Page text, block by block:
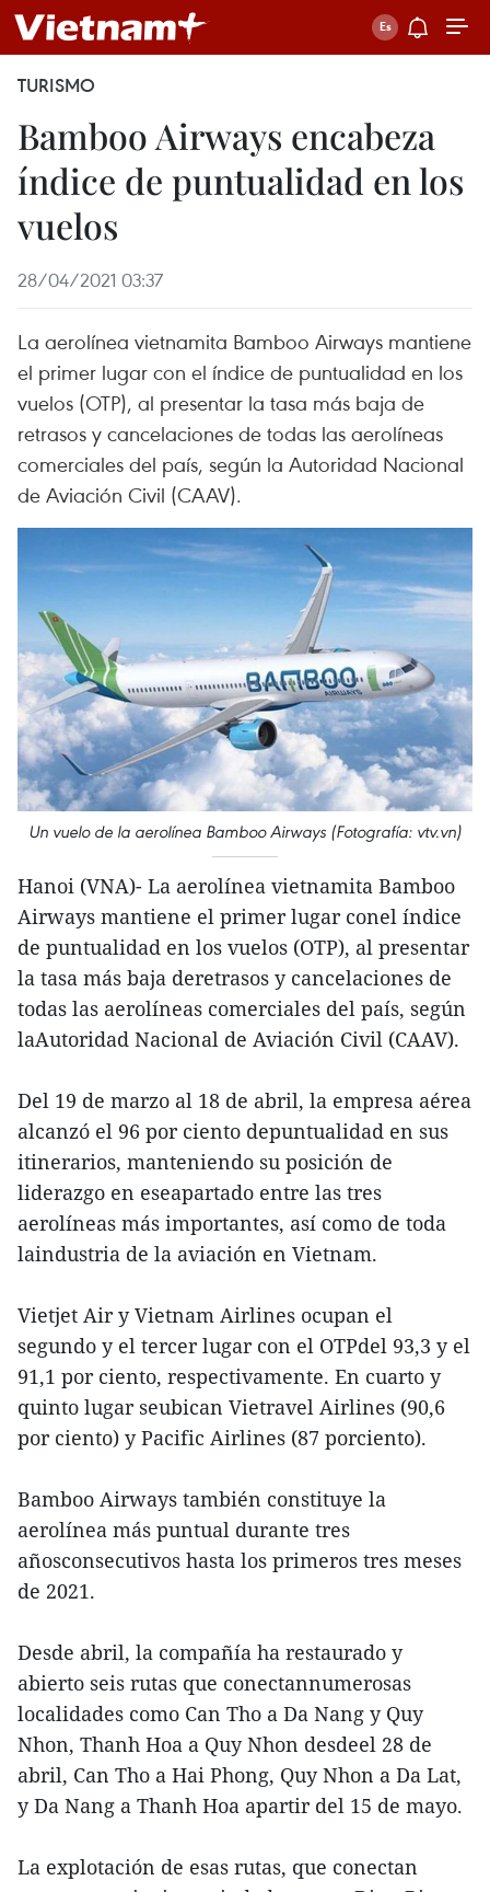
TURISMO
Bamboo Airways encabeza
índice de puntualidad en los
vuelos
28/04/2021 03:37
La aerolínea vietnamita Bamboo Airways mantiene
el primer lugar con el índice de puntualidad en los
vuelos (OTP), al presentar la tasa más baja de
retrasos y cancelaciones de todas las aerolíneas
comerciales del país, según la Autoridad Nacional
de Aviación Civil (CAAV).
Un vuelo de la aerolínea Bamboo Airways (Fotografía: vtv.vn)
Hanoi (VNA)- La aerolínea vietnamita Bamboo
Airways mantiene el primer lugar conel índice
de puntualidad en los vuelos (OTP), al presentar
la tasa más baja deretrasos y cancelaciones de
todas las aerolíneas comerciales del país, según
laAutoridad Nacional de Aviación Civil (CAAV).
Del 19 de marzo al 18 de abril, la empresa aérea
alcanzó el 96 por ciento depuntualidad en sus
itinerarios, manteniendo su posición de
liderazgo en eseapartado entre las tres
aerolíneas más importantes, así como de toda
laindustria de la aviación en Vietnam.
Vietjet Air y Vietnam Airlines ocupan el
segundo y el tercer lugar con el OTPdel 93,3 y el
91,1 por ciento, respectivamente. En cuarto y
quinto lugar seubican Vietravel Airlines (90,6
por ciento) y Pacific Airlines (87 porciento).
Bamboo Airways también constituye la
aerolínea más puntual durante tres
añosconsecutivos hasta los primeros tres meses
de 2021.
Desde abril, la compañía ha restaurado y
abierto seis rutas que conectannumerosas
localidades como Can Tho a Da Nang y Quy
Nhon, Thanh Hoa a Quy Nhon desdeel 28 de
abril, Can Tho a Hai Phong, Quy Nhon a Da Lat,
y Da Nang a Thanh Hoa apartir del 15 de mayo.
La explotación de esas rutas, que conectan